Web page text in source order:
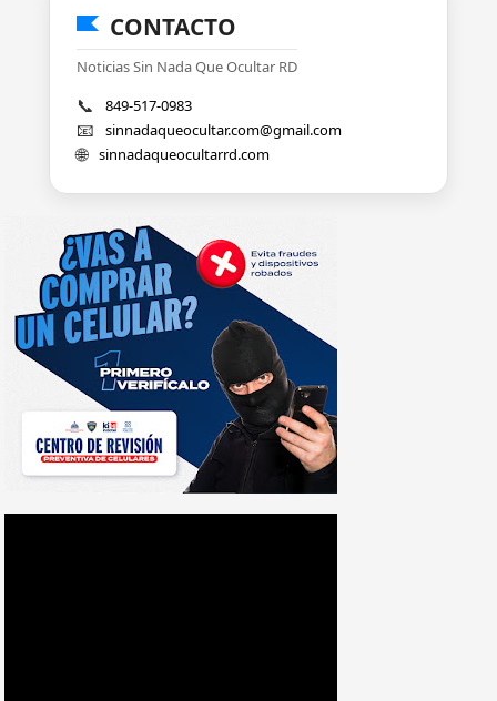
CONTACTO
Noticias Sin Nada Que Ocultar RD
📞 849-517-0983
📧 sinnadaqueocultar.com@gmail.com
🌐 sinnadaqueocultarrd.com